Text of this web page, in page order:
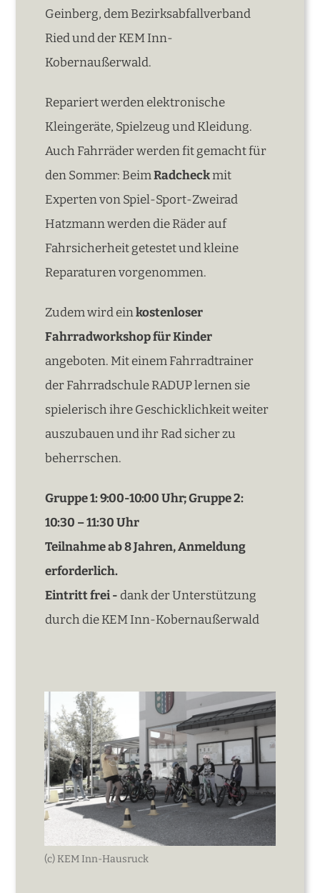
Geinberg, dem Bezirksabfallverband
Ried und der KEM Inn-
Kobernaußerwald.
Repariert werden elektronische
Kleingeräte, Spielzeug und Kleidung.
Auch Fahrräder werden fit gemacht für
den Sommer: BeimRadcheckmit
Experten von Spiel-Sport-Zweirad
Hatzmann werden die Räder auf
Fahrsicherheit getestet und kleine
Reparaturen vorgenommen.
Zudem wird einkostenloser
Fahrradworkshop für Kinder
angeboten. Mit einem Fahrradtrainer
der Fahrradschule RADUP lernen sie
spielerisch ihre Geschicklichkeit weiter
auszubauen und ihr Rad sicher zu
beherrschen.
Gruppe 1: 9:00-10:00 Uhr; Gruppe 2:
10:30 – 11:30 Uhr
Teilnahmeab 8 Jahren, Anmeldung
erforderlich.
Eintritt frei -dank der Unterstützung
durch die KEM Inn-Kobernaußerwald
(c) KEM Inn-Hausruck